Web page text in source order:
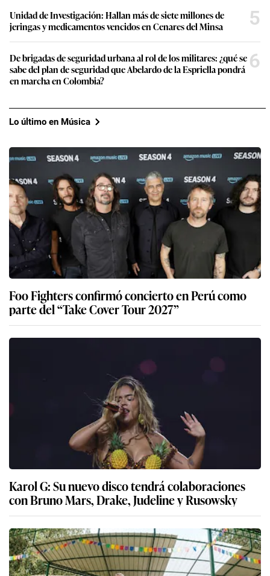
Unidad de Investigación: Hallan más de siete millones de
jeringas y medicamentos vencidos en Cenares del Minsa
5
De brigadas de seguridad urbana al rol de los militares: ¿qué se
sabe del plan de seguridad que Abelardo de la Espriella pondrá
en marcha en Colombia?
6
Lo último en Música
Foo Fighters confirmó concierto en Perú como
parte del “Take Cover Tour 2027”
Karol G: Su nuevo disco tendrá colaboraciones
con Bruno Mars, Drake, Judeline y Rusowsky